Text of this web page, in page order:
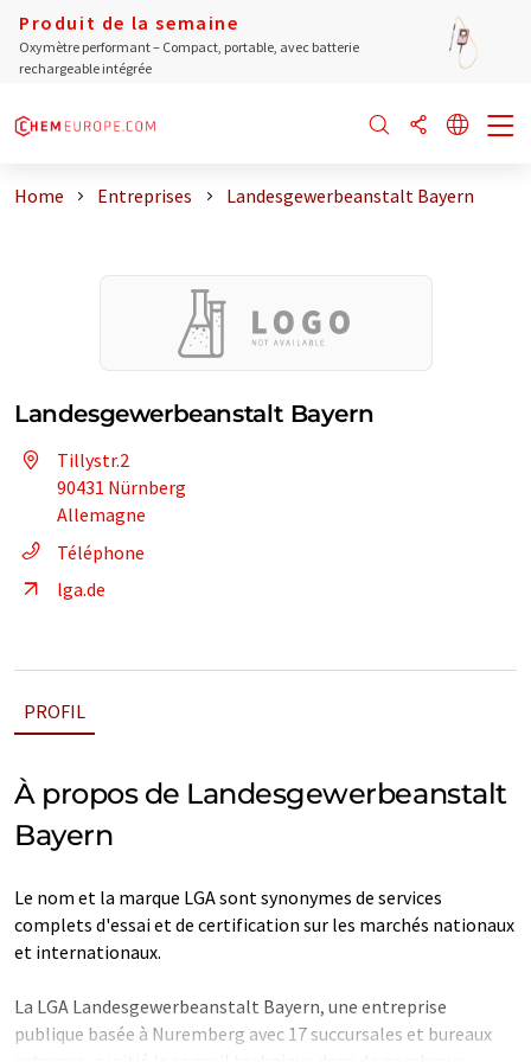
Produit de la semaine
Oxymètre performant – Compact, portable, avec batterie
rechargeable intégrée
Home Entreprises Landesgewerbeanstalt Bayern
Landesgewerbeanstalt Bayern
Tillystr.2
90431 Nürnberg
Allemagne
Téléphone
lga.de
PROFIL
À propos de Landesgewerbeanstalt
Bayern
Le nom et la marque LGA sont synonymes de services
complets d'essai et de certification sur les marchés nationaux
et internationaux.
La LGA Landesgewerbeanstalt Bayern, une entreprise
publique basée à Nuremberg avec 17 succursales et bureaux